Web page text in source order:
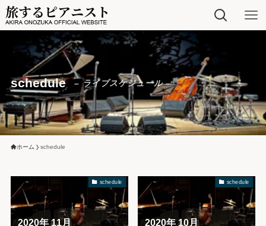
schedule – ライブスケジュール –
ホーム schedule
schedule
2020年 11月
schedule
2020年 10月